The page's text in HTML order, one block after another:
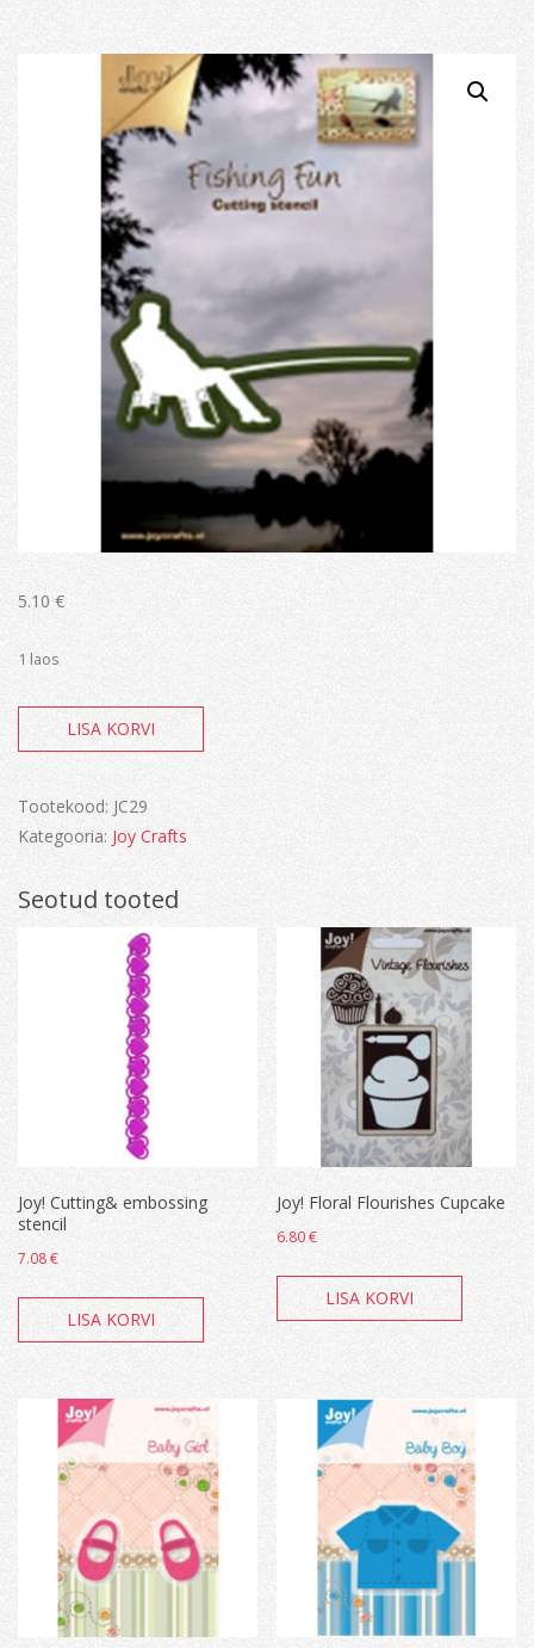
5.10 €
1 laos
Joy!
Fisherman
sitting
LISA KORVI
Tootekood: JC29
Kategooria: Joy Crafts
Seotud tooted
Joy! Cutting& embossing
stencil
7.08€
LISA KORVI
Joy! Floral Flourishes Cupcake
6.80€
LISA KORVI